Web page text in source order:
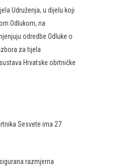
Udruženja, u dijelu koji
Odlukom, na
odredbe Odluke o
za tijela
Hrvatske obrtničke
Sesvete ima 27
razmjerna